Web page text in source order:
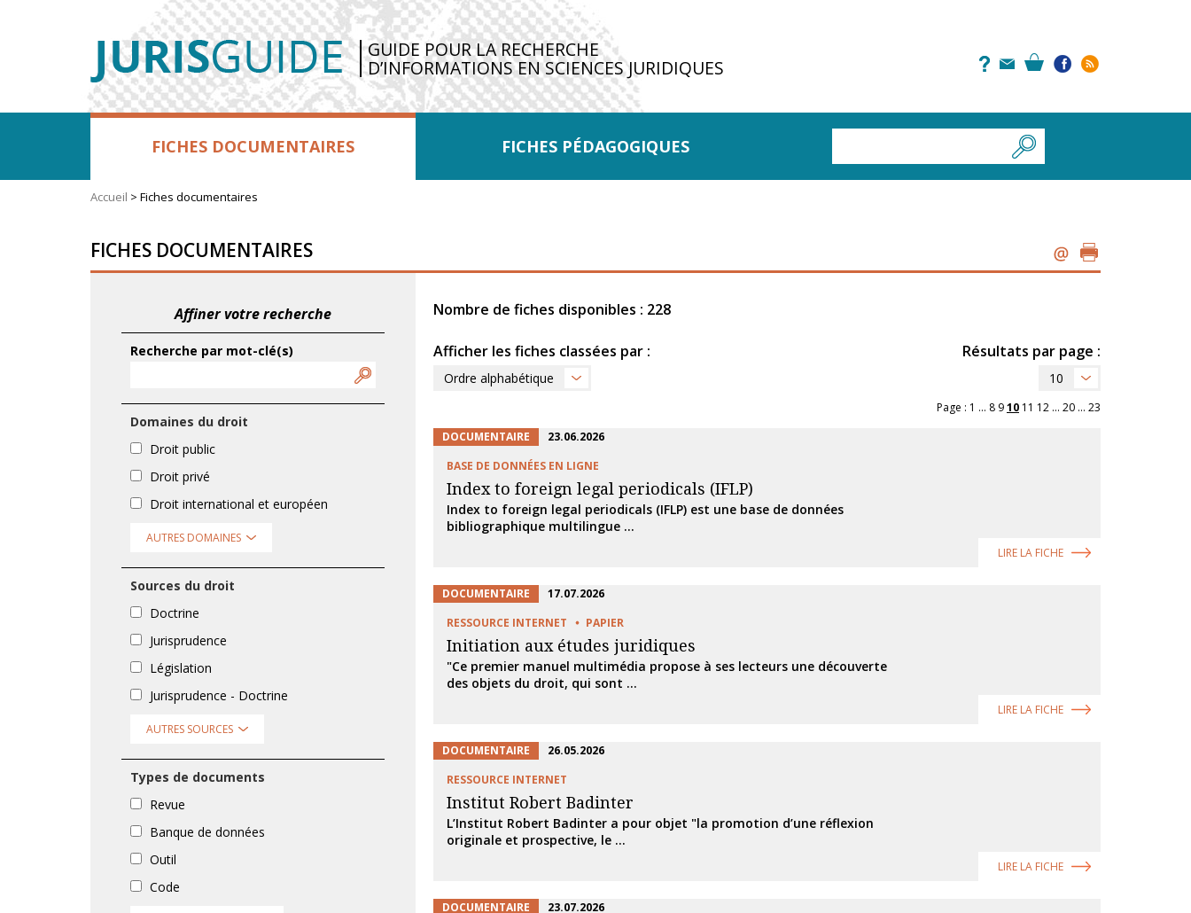
GUIDE POUR LA RECHERCHE
D’INFORMATIONS EN SCIENCES JURIDIQUES
FICHES DOCUMENTAIRES FICHES PÉDAGOGIQUES
Accueil > Fiches documentaires
FICHES DOCUMENTAIRES
Affiner votre recherche
Recherche par mot-clé(s)
Domaines du droit
Droit public
Droit privé
Droit international et européen
AUTRES DOMAINES
Sources du droit
Doctrine
Jurisprudence
Législation
Jurisprudence - Doctrine
AUTRES SOURCES
Types de documents
Revue
Banque de données
Outil
Code
Nombre de fiches disponibles : 228
Afficher les fiches classées par :
Ordre alphabétique
Résultats par page :
10
Page : 1 ... 8 910 11 12 ... 20 ... 23
DOCUMENTAIRE
23.06.2026
BASE DE DONNÉES EN LIGNE
Index to foreign legal periodicals (IFLP)
Index to foreign legal periodicals (IFLP) est une base de données
bibliographique multilingue ...
LIRE LA FICHE
DOCUMENTAIRE
17.07.2026
RESSOURCE INTERNET
PAPIER
Initiation aux études juridiques
"Ce premier manuel multimédia propose à ses lecteurs une découverte
des objets du droit, qui sont ...
LIRE LA FICHE
DOCUMENTAIRE
26.05.2026
RESSOURCE INTERNET
Institut Robert Badinter
L’Institut Robert Badinter a pour objet "la promotion d’une réflexion
originale et prospective, le ...
LIRE LA FICHE
DOCUMENTAIRE
23.07.2026